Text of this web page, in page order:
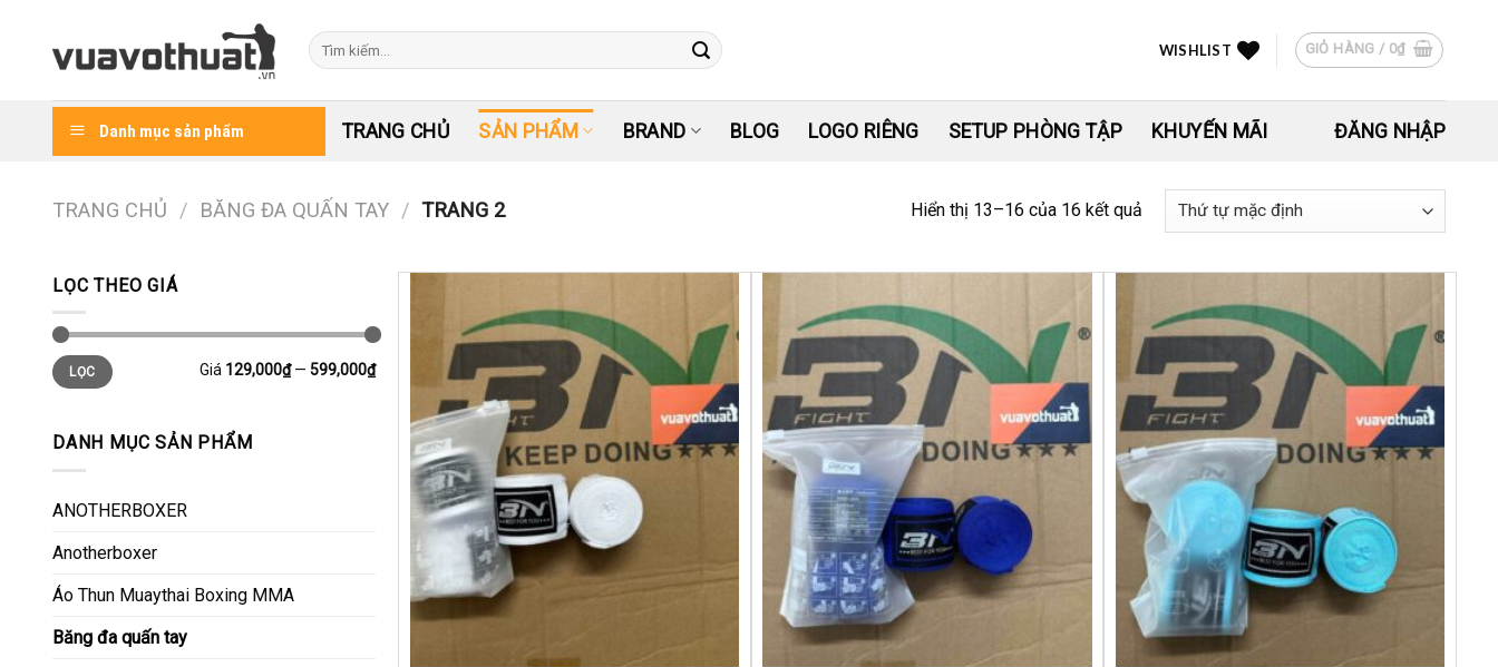
content
Tìm
kiếm:
WISHLIST GIỎ HÀNG / 0₫
Danh mục sản phẩm TRANG CHỦ SẢN PHẨM BRAND BLOG LOGO RIÊNG SETUP PHÒNG TẬP KHUYẾN MÃI ĐĂNG NHẬP
TRANG CHỦ / BĂNG ĐA QUẤN TAY / TRANG 2 Hiển thị 13–16 của 16 kết quả
LỌC THEO GIÁ
Giá
thấp
nhất
Giá
cao
nhất
LỌC Giá 129,000₫— 599,000₫
DANH MỤC SẢN PHẨM
ANOTHERBOXER
Anotherboxer
Áo Thun Muaythai Boxing MMA
Băng đa quấn tay
Yêu
thích
Yêu
thích
Yêu
thích